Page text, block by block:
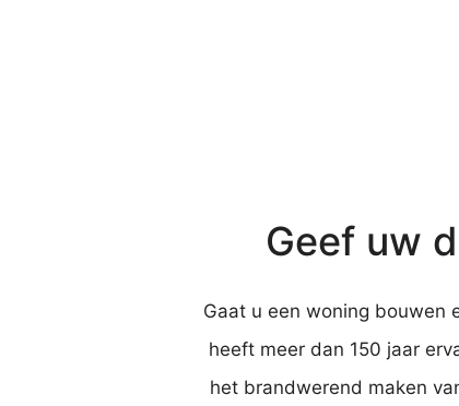
Geef uw
Gaat u een woning bouwen
heeft meer dan 150 jaar
het brandwerend maken